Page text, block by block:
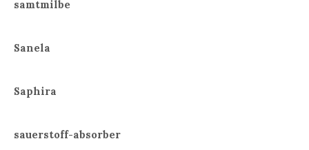
samtmilbe
Sanela
Saphira
sauerstoff-absorber